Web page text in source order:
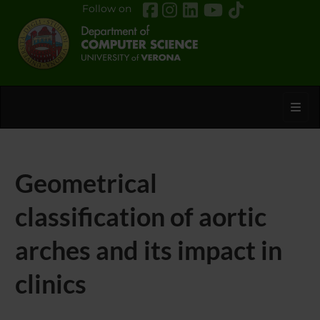
Follow on
Geometrical
classification of aortic
arches and its impact in
clinics